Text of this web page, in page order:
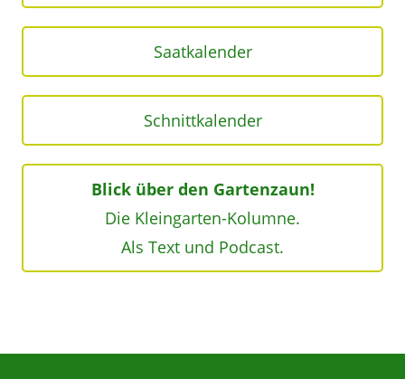
Saatkalender
Schnittkalender
Blick über den Gartenzaun!
Die Kleingarten-Kolumne.
Als Text und Podcast.